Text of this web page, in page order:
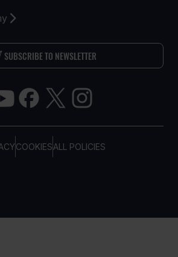
COOKIESALL POLICIES
SUBSCRIBE TO NEWSLETTER